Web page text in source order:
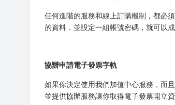
任何進階的服務和線上訂購機制，都必
的資料，並設定一組帳號密碼，就可以
協辦申請電子發票字軌
如果你決定使用我們加值中心服務，而
並提供協辦服務讓你取得電子發票開立資